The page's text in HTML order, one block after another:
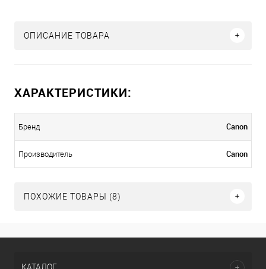
ОПИСАНИЕ ТОВАРА
ХАРАКТЕРИСТИКИ:
Бренд Canon
Производитель Canon
ПОХОЖИЕ ТОВАРЫ (8)